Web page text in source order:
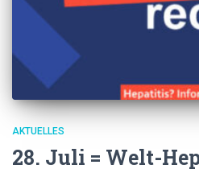
AKTUELLES
28. Juli = Welt-